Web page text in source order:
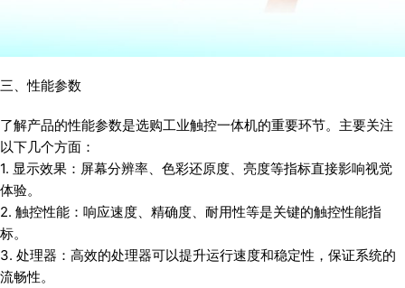
三、性能参数
了解产品的性能参数是选购工业触控一体机的重要环节。主要关注
以下几个方面：
1. 显示效果：屏幕分辨率、色彩还原度、亮度等指标直接影响视觉
体验。
2. 触控性能：响应速度、精确度、耐用性等是关键的触控性能指
标。
3. 处理器：高效的处理器可以提升运行速度和稳定性，保证系统的
流畅性。